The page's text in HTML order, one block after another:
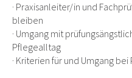
· Praxisanleiter/in und
bleiben
· Umgang mit
Pflegealltag
· Kriterien für und Umgang